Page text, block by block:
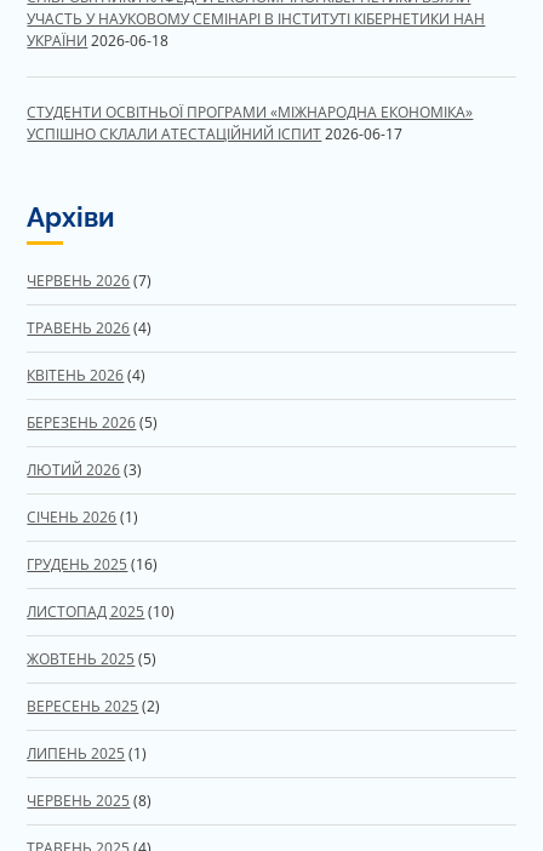
УЧАСТЬ У НАУКОВОМУ СЕМІНАРІ В ІНСТИТУТІ КІБЕРНЕТИКИ НАН
УКРАЇНИ 2026-06-18
СТУДЕНТИ ОСВІТНЬОЇ ПРОГРАМИ «МІЖНАРОДНА ЕКОНОМІКА»
УСПІШНО СКЛАЛИ АТЕСТАЦІЙНИЙ ІСПИТ 2026-06-17
Архіви
ЧЕРВЕНЬ 2026(7)
ТРАВЕНЬ 2026(4)
КВІТЕНЬ 2026(4)
БЕРЕЗЕНЬ 2026(5)
ЛЮТИЙ 2026(3)
СІЧЕНЬ 2026(1)
ГРУДЕНЬ 2025 (16)
ЛИСТОПАД 2025 (10)
ЖОВТЕНЬ 2025 (5)
ВЕРЕСЕНЬ 2025 (2)
ЛИПЕНЬ 2025 (1)
ЧЕРВЕНЬ 2025 (8)